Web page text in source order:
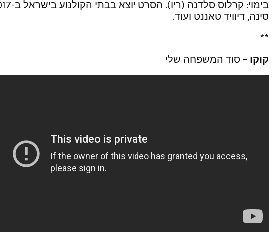
סינה, דיוויד טאננט ועוד.
**
קוקו – סוד המשפחה שלי